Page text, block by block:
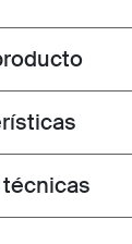
techspec